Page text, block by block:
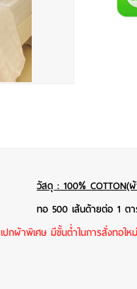
วัสดุ : 100% COTTON(
ทอ 500 เส้นด้ายต่อ 1 ต
ปกผ้าพิเศษ มีขั้นต่ำในการสั่งทอ